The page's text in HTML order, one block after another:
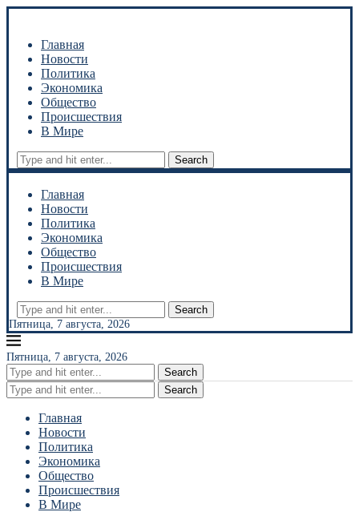
Главная
Новости
Политика
Экономика
Общество
Происшествия
В Мире
Search
Главная
Новости
Политика
Экономика
Общество
Происшествия
В Мире
Search
Пятница, 7 августа, 2026
Пятница, 7 августа, 2026
Search
Search
Главная
Новости
Политика
Экономика
Общество
Происшествия
В Мире